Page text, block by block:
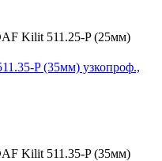
Kilit 511.25-P (25мм)
Kilit 511.35-P (35мм)